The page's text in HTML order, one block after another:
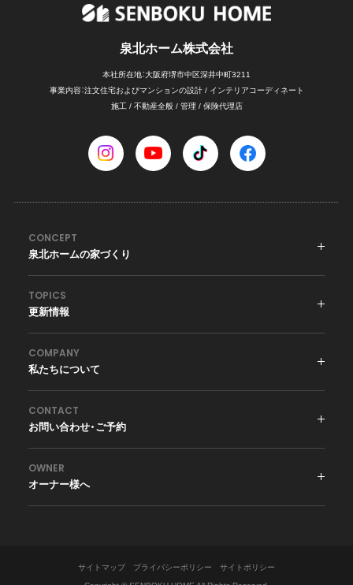
泉北ホーム株式会社
本社所在地：大阪府堺市中区深井中町3211
事業内容：注文住宅およびマンションの設計 / インテリアコーディネート
施工 / 不動産全般 / 管理 / 保険代理店
CONCEPT
泉北ホームの家づくり
TOPICS
更新情報
COMPANY
私たちについて
CONTACT
お問い合わせ・ご予約
OWNER
オーナー様へ
サイトマップ プライバシーポリシー サイトポリシー